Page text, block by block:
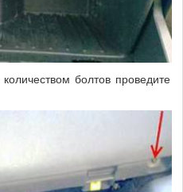
болтов проведите